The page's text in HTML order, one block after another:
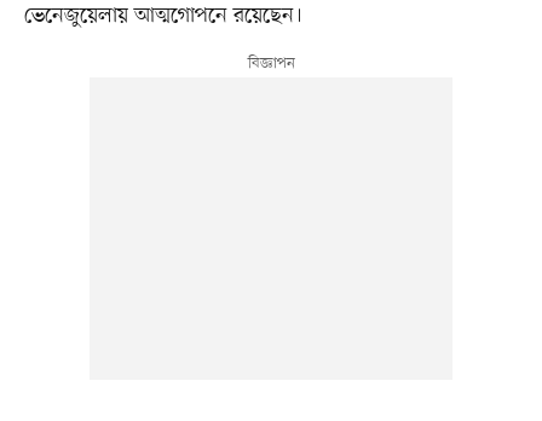
ভেনেজুয়েলায় আত্মগোপনে রয়েছেন।